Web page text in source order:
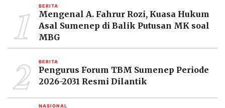
1 BERITA
Mengenal A. Fahrur Rozi, Kuasa Hukum
Asal Sumenep di Balik Putusan MK soal
MBG
2 BERITA
Pengurus Forum TBM Sumenep Periode
2026-2031 Resmi Dilantik
NASIONAL